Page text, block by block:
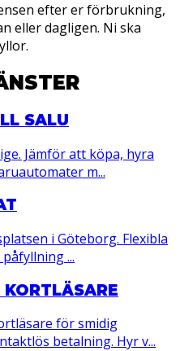
efter er förbrukning,
eller dagligen. Ni ska
SALU
Jämför att köpa, hyra
m...
i Göteborg. Flexibla
...
för smidig
betalning. Hyr v...